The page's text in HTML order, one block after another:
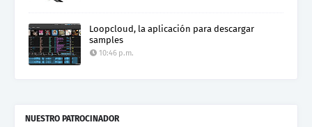
Loopcloud, la aplicación para descargar
samples
10:46 p.m.
NUESTRO PATROCINADOR